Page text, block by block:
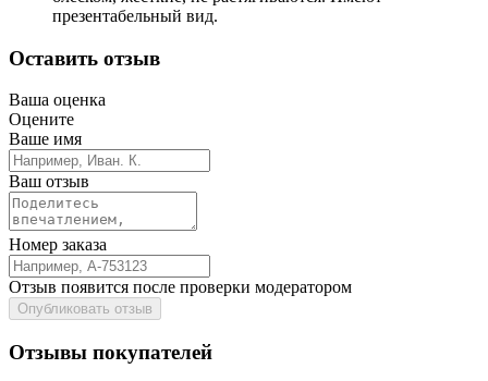
презентабельный вид.
Оставить отзыв
Ваша оценка
Оцените
Ваше имя
Ваш отзыв
Номер заказа
Отзыв появится после проверки модератором
Опубликовать отзыв
Отзывы покупателей